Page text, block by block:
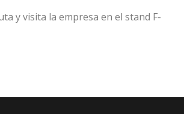
y visita la empresa en el stand F-